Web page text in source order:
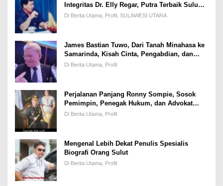
Integritas Dr. Elly Regar, Putra Terbaik Suluun
yang Disegani Lintas Generasi
Di Berita Utama, Profil, SULAWESI UTARA
James Bastian Tuwo, Dari Tanah Minahasa ke
Samarinda, Kisah Cinta, Pengabdian, dan
Kesuksesan
Di Berita Utama, Profil
Perjalanan Panjang Ronny Sompie, Sosok
Pemimpin, Penegak Hukum, dan Advokat
Keadilan
Di Berita Utama, Profil
Mengenal Lebih Dekat Penulis Spesialis
Biografi Orang Sulut
Di Berita Utama, Profil